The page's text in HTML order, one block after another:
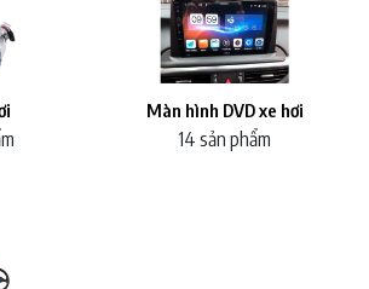
Màn hình DVD xe hơi
14 sản phẩm